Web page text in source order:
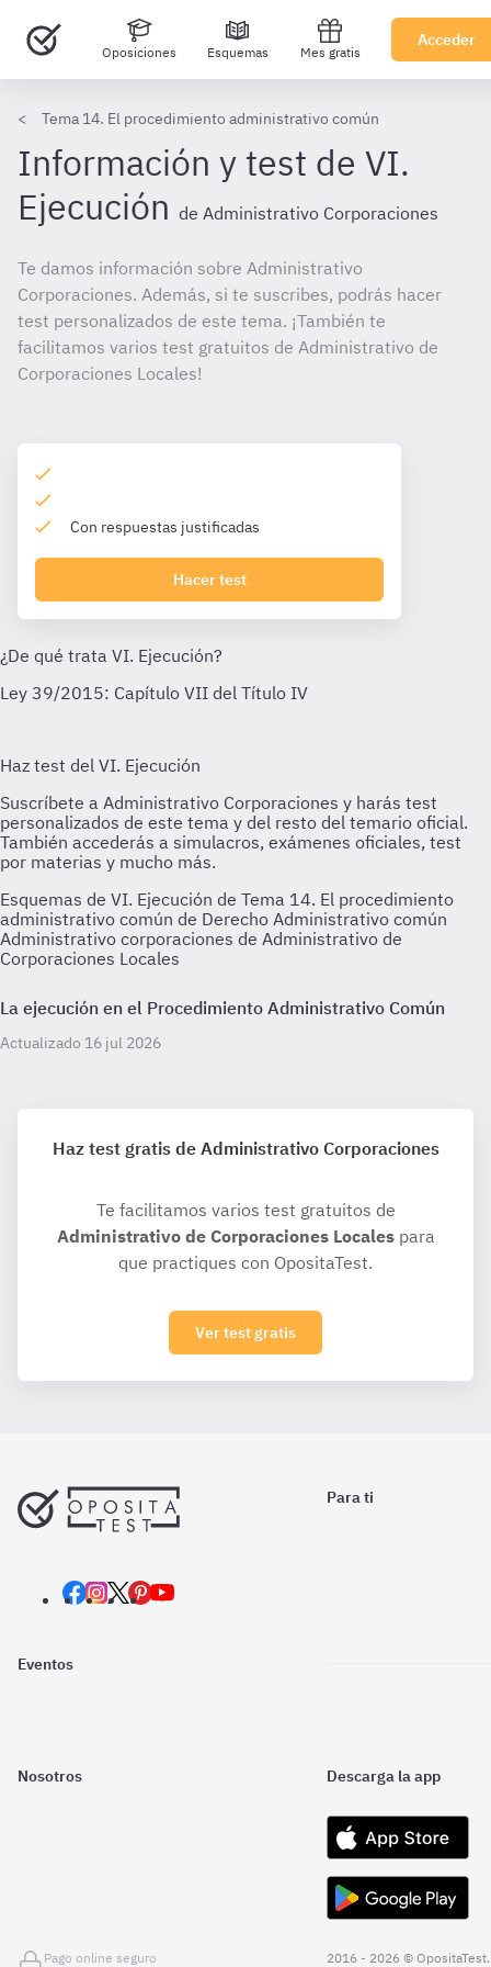
Oposiciones Esquemas Mes gratis
Acceder
Tema 14. El procedimiento administrativo común
Información y test de VI.
Ejecución de Administrativo Corporaciones
Te damos información sobre Administrativo
Corporaciones. Además, si te suscribes, podrás hacer
test personalizados de este tema. ¡También te
facilitamos varios test gratuitos de Administrativo de
Corporaciones Locales!
Con respuestas justificadas
Hacer test
Esquemas de VI. Ejecución de Tema 14. El procedimiento
administrativo común de Derecho Administrativo común
Administrativo corporaciones de Administrativo de
Corporaciones Locales
La ejecución en el Procedimiento Administrativo Común
Actualizado 16 jul 2026
Haz test gratis de Administrativo Corporaciones
Te facilitamos varios test gratuitos de
Administrativo de Corporaciones Localespara
que practiques con OpositaTest.
Ver test gratis
Para ti
Eventos
Nosotros Descarga la app
Pago online seguro
2016 - 2026 © OpositaTest.